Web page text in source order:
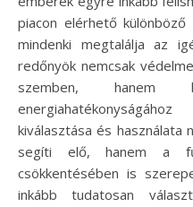
piacon elérhető
mindenki megtalálja az
redőnyök nemcsak
szemben, hanem
kiválasztása és használata
segíti elő, hanem a
csökkentésében is
inkább tudatosan